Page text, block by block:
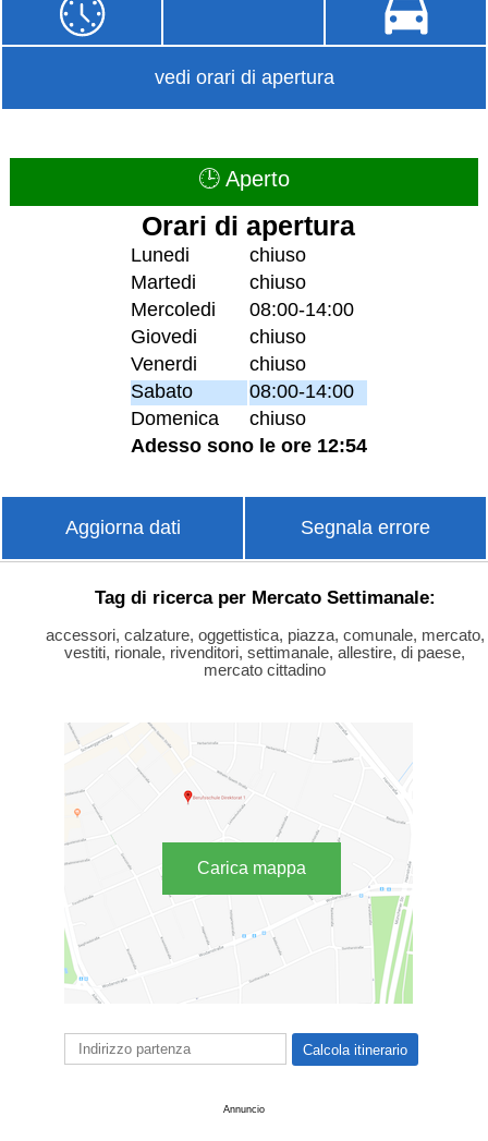
vedi orari di apertura
🕒 Aperto
Orari di apertura
Lunedi
chiuso
Martedi
chiuso
Mercoledi
08:00-14:00
Giovedi
chiuso
Venerdi
chiuso
Sabato
08:00-14:00
Domenica
chiuso
Adesso sono le ore 12:54
Aggiorna dati Segnala errore
Tag di ricerca per Mercato Settimanale:
accessori, calzature, oggettistica, piazza, comunale, mercato,
vestiti, rionale, rivenditori, settimanale, allestire, di paese,
mercato cittadino
Carica mappa
Annuncio